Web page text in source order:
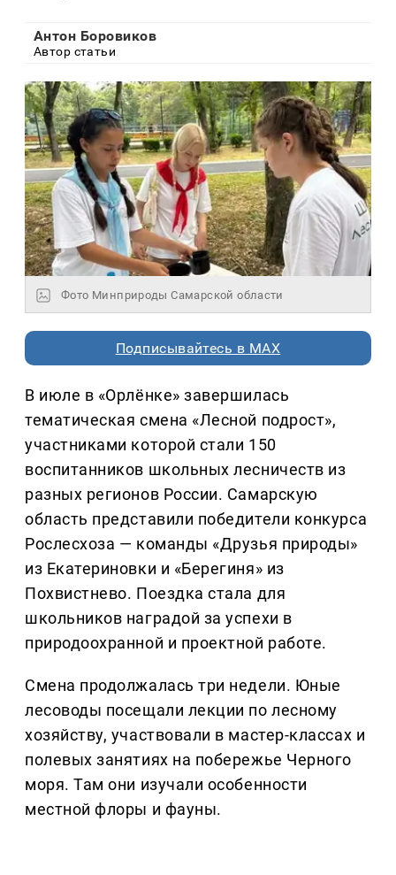
Антон Боровиков
Автор статьи
Фото Минприроды Самарской области
Подписывайтесь в MAX
В июле в «Орлёнке» завершилась
тематическая смена «Лесной подрост»,
участниками которой стали 150
воспитанников школьных лесничеств из
разных регионов России. Самарскую
область представили победители конкурса
Рослесхоза — команды «Друзья природы»
из Екатериновки и «Берегиня» из
Похвистнево. Поездка стала для
школьников наградой за успехи в
природоохранной и проектной работе.
Смена продолжалась три недели. Юные
лесоводы посещали лекции по лесному
хозяйству, участвовали в мастер-классах и
полевых занятиях на побережье Черного
моря. Там они изучали особенности
местной флоры и фауны.